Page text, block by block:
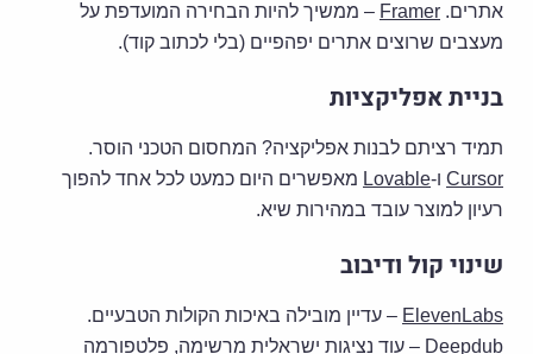
אתרים. Framer – ממשיך להיות הבחירה המועדפת על
מעצבים שרוצים אתרים יפהפיים (בלי לכתוב קוד).
בניית אפליקציות
תמיד רציתם לבנות אפליקציה? המחסום הטכני הוסר.
Cursor ו-Lovable מאפשרים היום כמעט לכל אחד להפוך
רעיון למוצר עובד במהירות שיא.
שינוי קול ודיבוב
ElevenLabs – עדיין מובילה באיכות הקולות הטבעיים.
Deepdub – עוד נציגות ישראלית מרשימה, פלטפורמה